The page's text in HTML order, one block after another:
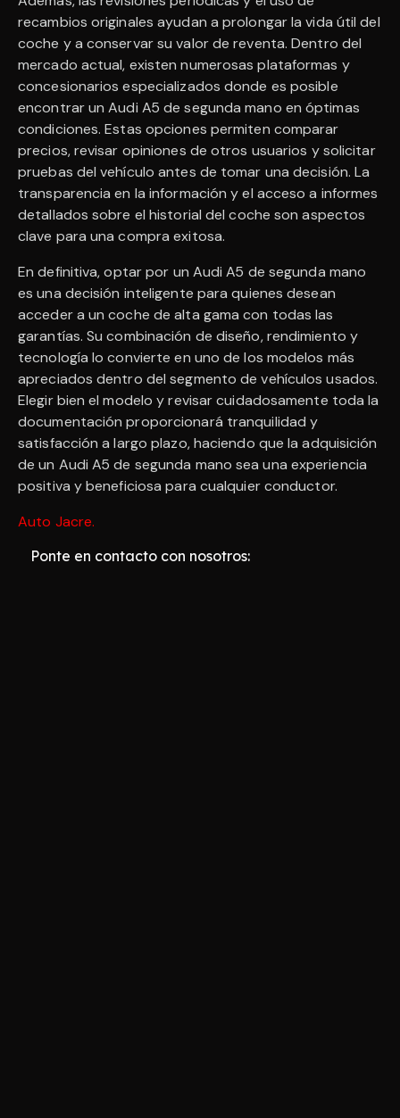
recambios originales ayudan a prolongar la vida útil del
coche y a conservar su valor de reventa. Dentro del
mercado actual, existen numerosas plataformas y
concesionarios especializados donde es posible
encontrar un Audi A5 de segunda mano en óptimas
condiciones. Estas opciones permiten comparar
precios, revisar opiniones de otros usuarios y solicitar
pruebas del vehículo antes de tomar una decisión. La
transparencia en la información y el acceso a informes
detallados sobre el historial del coche son aspectos
clave para una compra exitosa.
En definitiva, optar por un Audi A5 de segunda mano
es una decisión inteligente para quienes desean
acceder a un coche de alta gama con todas las
garantías. Su combinación de diseño, rendimiento y
tecnología lo convierte en uno de los modelos más
apreciados dentro del segmento de vehículos usados.
Elegir bien el modelo y revisar cuidadosamente toda la
documentación proporcionará tranquilidad y
satisfacción a largo plazo, haciendo que la adquisición
de un Audi A5 de segunda mano sea una experiencia
positiva y beneficiosa para cualquier conductor.
Auto Jacre.
Ponte en contacto con nosotros: